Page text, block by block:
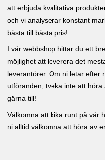
att erbjuda kvalitativa
och vi analyserar konstant
bästa till bästa pris!
I vår webbshop hittar du ett
möjlighet att leverera det
leverantörer. Om ni letar efter
utföranden, tveka inte att höra
gärna till!
Välkomna att kika runt på vår
ni alltid välkomna att höra av